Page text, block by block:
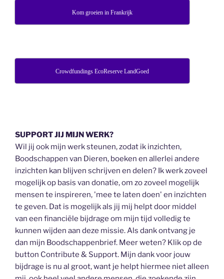
Kom groeien in Frankrijk
Crowdfundings EcoReserve LandGoed
SUPPORT JIJ MIJN WERK?
Wil jij ook mijn werk steunen, zodat ik inzichten,
Boodschappen van Dieren, boeken en allerlei andere
inzichten kan blijven schrijven en delen? Ik werk zoveel
mogelijk op basis van donatie, om zo zoveel mogelijk
mensen te inspireren, 'mee te laten doen' en inzichten
te geven. Dat is mogelijk als jij mij helpt door middel
van een financiële bijdrage om mijn tijd volledig te
kunnen wijden aan deze missie. Als dank ontvang je
dan mijn Boodschappenbrief. Meer weten? Klik op de
button Contribute & Support. Mijn dank voor jouw
bijdrage is nu al groot, want je helpt hiermee niet alleen